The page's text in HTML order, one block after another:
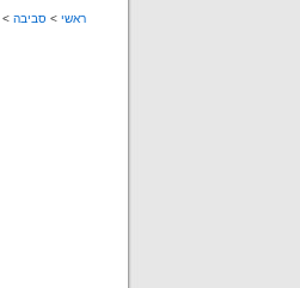
ראשי > סביבה >